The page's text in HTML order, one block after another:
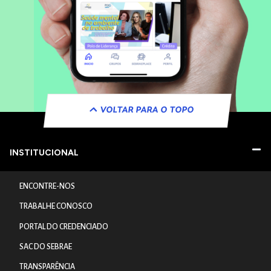
VOLTAR PARA O TOPO
INSTITUCIONAL
ENCONTRE-NOS
TRABALHE CONOSCO
PORTAL DO CREDENCIADO
SAC DO SEBRAE
TRANSPARÊNCIA